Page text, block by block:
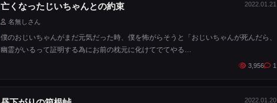
亡くなったじいちゃんとの約束 2022.01.21
名無しさん
僕のおじいちゃんがまだ元気だった時、僕を怖がらそうと「おじいちゃんが死んだら、
幽霊がいるって証明する為にお前の枕元に化けてでてやる…
3,956 1
2022.01.20